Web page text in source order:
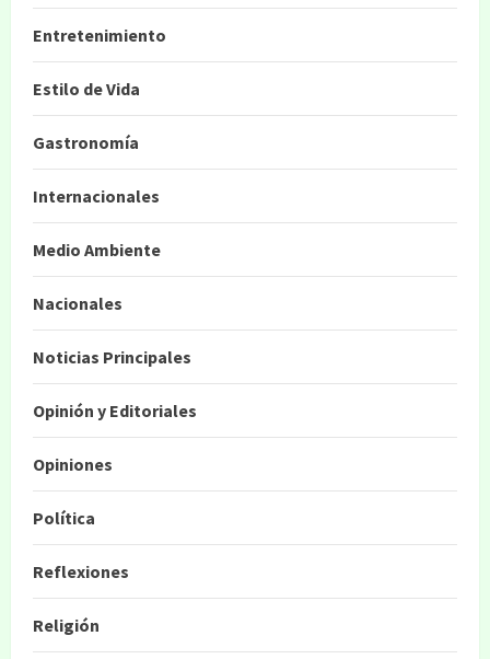
Entretenimiento
Estilo de Vida
Gastronomía
Internacionales
Medio Ambiente
Nacionales
Noticias Principales
Opinión y Editoriales
Opiniones
Política
Reflexiones
Religión